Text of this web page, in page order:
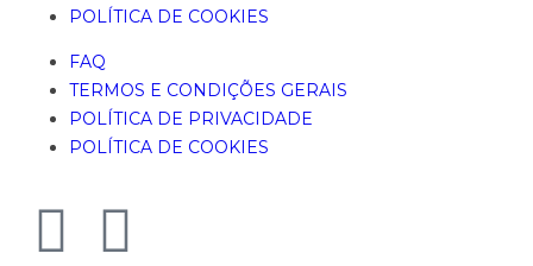
POLÍTICA DE COOKIES
FAQ
TERMOS E CONDIÇÕES GERAIS
POLÍTICA DE PRIVACIDADE
POLÍTICA DE COOKIES